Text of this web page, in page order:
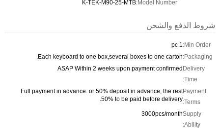
Model Number:
K-TEK-M90-25-MTB
شروط الدفع والشحن
Min Order:
1 pc
Packaging:
Each keyboard to one box,several boxes to one carton.
Delivery
Time:
ASAP Within 2 weeks upon payment confirmed
Payment
Terms:
Full payment in advance. or 50% deposit in advance, the rest
50% to be paid before delivery.
Supply
Ability:
3000pcs/month